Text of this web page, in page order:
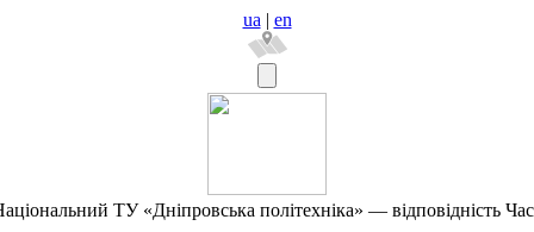
ua | en
ТУ «Дніпровська політехніка» — відповідність